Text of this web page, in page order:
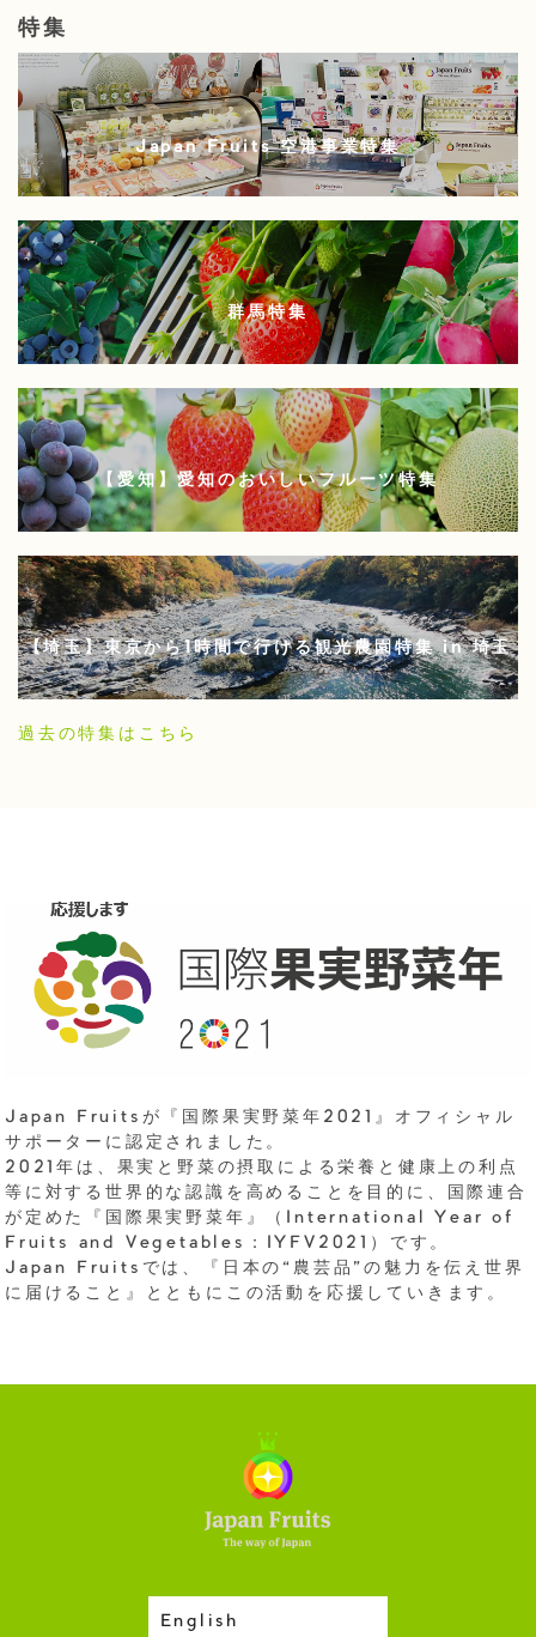
特集
Japan Fruits 空港事業特集
群馬特集
【愛知】愛知のおいしいフルーツ特集
【埼玉】東京から1時間で行ける観光農園特集 in 埼玉
過去の特集はこちら
Japan Fruitsが『国際果実野菜年2021』オフィシャル
サポーターに認定されました。
2021年は、果実と野菜の摂取による栄養と健康上の利点
等に対する世界的な認識を高めることを目的に、国際連合
が定めた『国際果実野菜年』（International Year of
Fruits and Vegetables：IYFV2021）です。
Japan Fruitsでは、『日本の“農芸品”の魅力を伝え世界
に届けること』とともにこの活動を応援していきます。
English収穫カレンダー